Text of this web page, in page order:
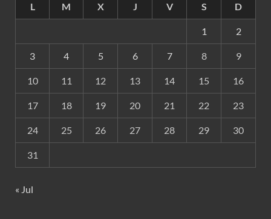
L
M X J V S D
1 2
3 4 5 6 7 8 9
10 11 12 13 14 15 16
17 18 19 20 21 22 23
24 25 26 27 28 29 30
31
« Jul